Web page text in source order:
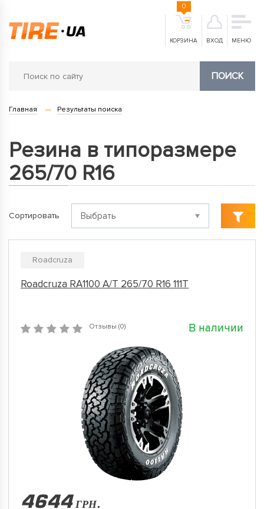
КОРЗИНА
0
ВХОД МЕНЮ
ПОИСК
Главная Результаты поиска
Резина в типоразмере
265/70 R16
Сортировать
Roadcruza
Roadcruza RA1100 A/T 265/70 R16 111T
Отзывы (0) В наличии
4644 ГРН.